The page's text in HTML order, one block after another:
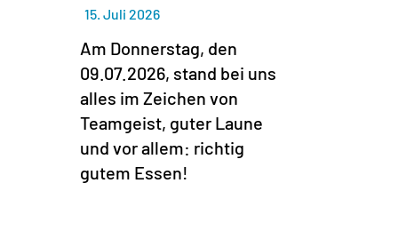
15. Juli 2026
Am Donnerstag, den
09.07.2026, stand bei uns
alles im Zeichen von
Teamgeist, guter Laune
und vor allem: richtig
gutem Essen!